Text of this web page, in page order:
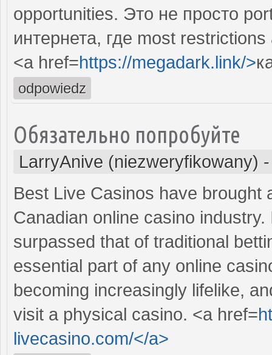
opportunities. Это не просто
интернета, где most
<a href=https://megadark.link/>
odpowiedz
Обязательно попробуйте
LarryAnive (niezweryfikowany)
Best Live Casinos have brought
Canadian online casino
surpassed that of traditional
essential part of any online
becoming increasingly lifelike,
visit a physical casino. <a href=
livecasino.com/</a>